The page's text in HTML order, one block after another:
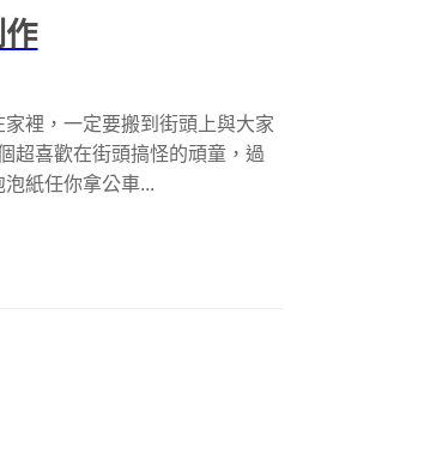
裡，一定要搬到街頭上與大家
超喜歡在街頭搞怪的頑童，過
紙任你拿公車...